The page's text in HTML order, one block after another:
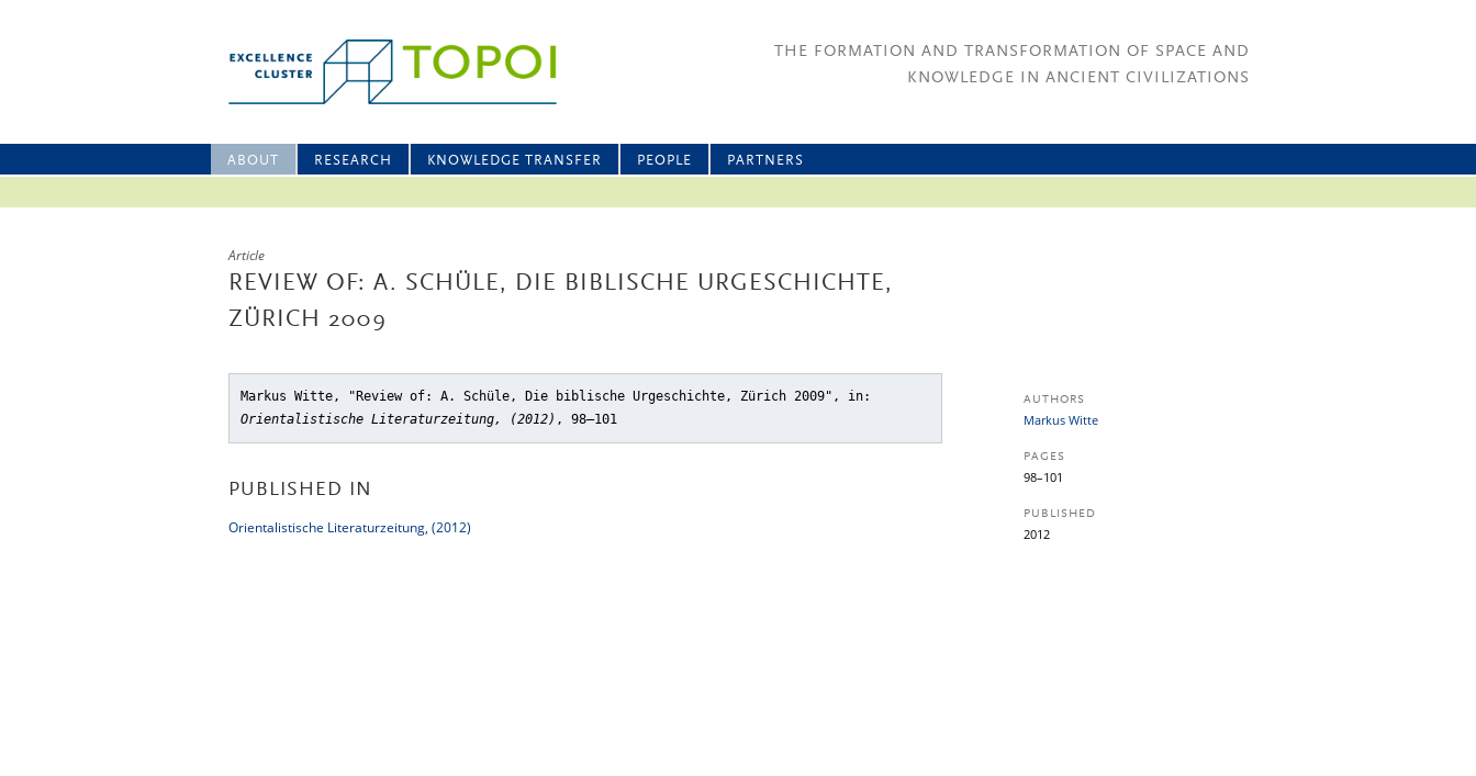
THE FORMATION AND TRANSFORMATION OF SPACE AND
KNOWLEDGE IN ANCIENT CIVILIZATIONS
ABOUT RESEARCH KNOWLEDGE TRANSFER PEOPLE PARTNERS
Article
REVIEW OF: A. SCHÜLE, DIE BIBLISCHE URGESCHICHTE,
ZÜRICH 2009
Markus Witte, "Review of: A. Schüle, Die biblische Urgeschichte, Zürich 2009" , in:
Orientalistische Literaturzeitung, (2012) , 98–101
PUBLISHED IN
Orientalistische Literaturzeitung, (2012)
AUTHORS
Markus Witte
PAGES
98–101
PUBLISHED
2012